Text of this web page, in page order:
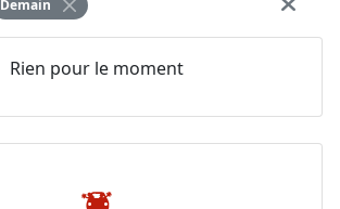
Demain
Rien pour le moment